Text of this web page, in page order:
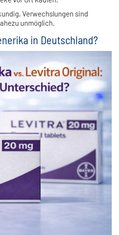
Verwechslungen sind
unmöglich.
in Deutschland?